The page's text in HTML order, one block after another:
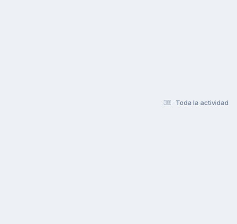
Toda la actividad